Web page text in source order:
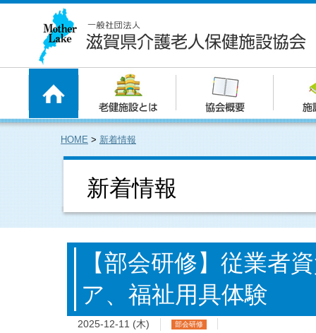
HOME>新着情報
新着情報
【部会研修】従業
ア、福祉用具体験
2025-12-11 (木) 部会研修